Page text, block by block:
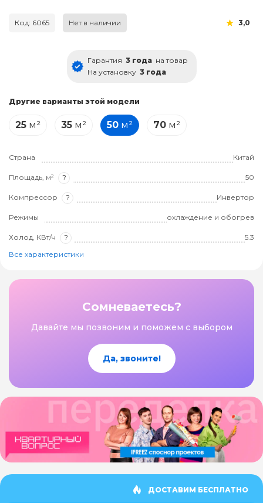
Код: 6065 Нет в наличии 3,0
Гарантия 3 года на товар
На установку 3 года
Другие варианты этой модели
25 м² 35 м² 50 м² 70 м²
Страна Китай
Площадь, м² ? 50
Компрессор ? Инвертор
Режимы охлаждение и обогрев
Холод, КВт/ч ?
5.3
Все характеристики
Сомневаетесь?
Давайте мы позвоним и поможем с выбором
Да, звоните!
ДОСТАВИМ БЕСПЛАТНО